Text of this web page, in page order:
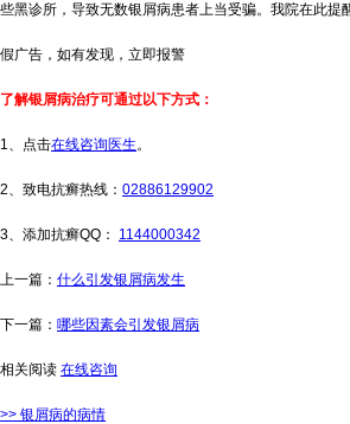
些黑诊所，导致无数银屑病患者上当受骗。我院在此提
假广告，如有发现，立即报警
了解银屑病治疗可通过以下方式：
1、点击在线咨询医生。
2、致电抗癣热线： 02886129902
3、添加抗癣QQ： 1144000342
上一篇： 什么引发银屑病发生
下一篇： 哪些因素会引发银屑病
相关阅读 在线咨询
>> 银屑病的病情